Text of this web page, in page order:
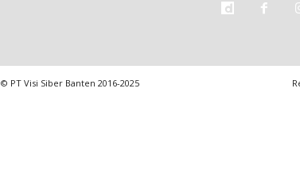
© PT Visi Siber Banten 2016-2025